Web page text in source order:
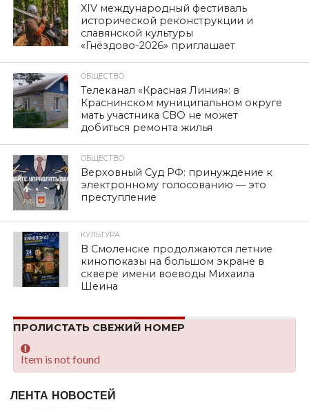
XIV международный фестиваль
исторической реконструкции и
славянской культуры
«Гнёздово-2026» приглашает
ОБЩЕСТВО
Телеканал «Красная Линия»: в
Краснинском муниципальном округе
мать участника СВО не может
добиться ремонта жилья
ОБЩЕСТВО
Верховный Суд РФ: принуждение к
электронному голосованию — это
преступление
КУЛЬТУРА
В Смоленске продолжаются летние
кинопоказы на большом экране в
сквере имени воеводы Михаила
Шеина
ПРОЛИСТАТЬ СВЕЖИЙ НОМЕР
Item is not found
ЛЕНТА НОВОСТЕЙ